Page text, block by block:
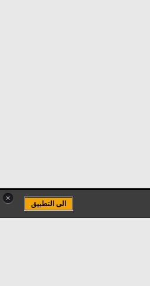
×
الى التطبيق